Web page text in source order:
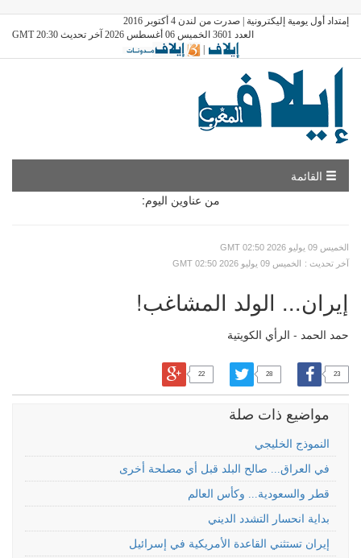
إمتداد أول يومية إليكترونية | صدرت من لندن 4 أكتوبر 2016
العدد 3601 الخميس 06 أغسطس 2026 آخر تحديث GMT 20:30
|
القائمة
من عناوين اليوم:
GMT الخميس 09 يوليو 2026 02:50
GMT الخميس 09 يوليو 2026 02:50
: آخر تحديث
إيران... الولد المشاغب!
حمد الحمد - الرأي الكويتية
23
28
22
مواضيع ذات صلة
النموذج الخليجي
في العراق... صالح البلد قبل أي مصلحة أخرى
قطر والسعودية... وكأس العالم
بداية انحسار التشدد الديني
إيران تستثني القاعدة الأمريكية في إسرائيل